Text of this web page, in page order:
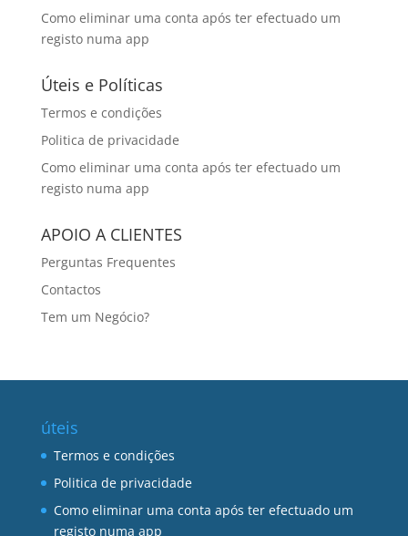
Como eliminar uma conta após ter efectuado um
registo numa app
Úteis e Políticas
Termos e condições
Politica de privacidade
Como eliminar uma conta após ter efectuado um
registo numa app
APOIO A CLIENTES
Perguntas Frequentes
Contactos
Tem um Negócio?
úteis
Termos e condições
Politica de privacidade
Como eliminar uma conta após ter efectuado um
registo numa app